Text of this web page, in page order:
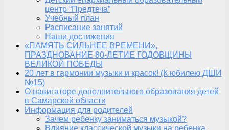
центр “Предтеча”
Учебный план
Расписание занятий
Наши достижения
«ПАМЯТЬ СИЛЬНЕЕ ВРЕМЕНИ»,
ПРАЗДНОВАНИЕ 80-ЛЕТИЕ ГОДОВЩИНЫ
ВЕЛИКОЙ ПОБЕДЫ
20 лет в гармонии музыки и красок! (К юбилею ДШИ
№15)
О навигаторе дополнительного образования детей
в Самарской области
Информация для родителей
Зачем ребенку заниматься музыкой?
Влияние классической музыки на ребенка